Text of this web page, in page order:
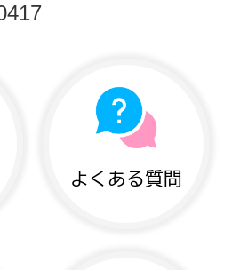
よくある質問